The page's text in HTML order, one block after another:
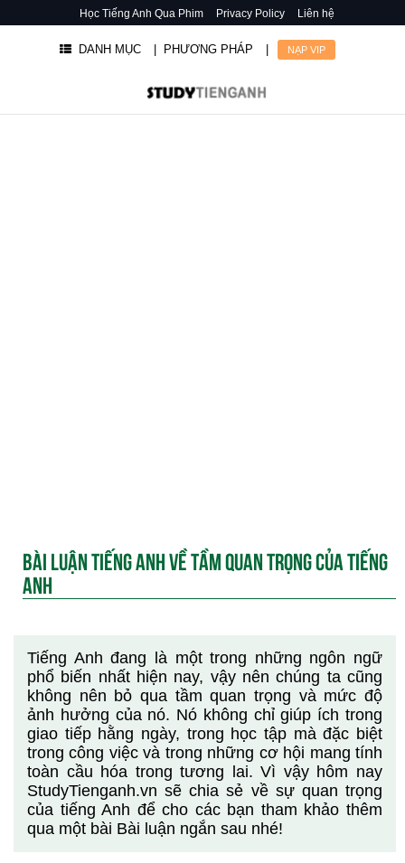
Học Tiếng Anh Qua Phim Privacy Policy Liên hệ
DANH MỤC | PHƯƠNG PHÁP NẠP VIP
BÀI LUẬN TIẾNG ANH VỀ TẦM QUAN TRỌNG CỦA TIẾNG
ANH
Tiếng Anh đang là một trong những ngôn ngữ
phổ biến nhất hiện nay, vậy nên chúng ta cũng
không nên bỏ qua tầm quan trọng và mức độ
ảnh hưởng của nó. Nó không chỉ giúp ích trong
giao tiếp hằng ngày, trong học tập mà đặc biệt
trong công việc và trong những cơ hội mang tính
toàn cầu hóa trong tương lai. Vì vậy hôm nay
StudyTienganh.vn sẽ chia sẻ về sự quan trọng
của tiếng Anh để cho các bạn tham khảo thêm
qua một bài Bài luận ngắn sau nhé!